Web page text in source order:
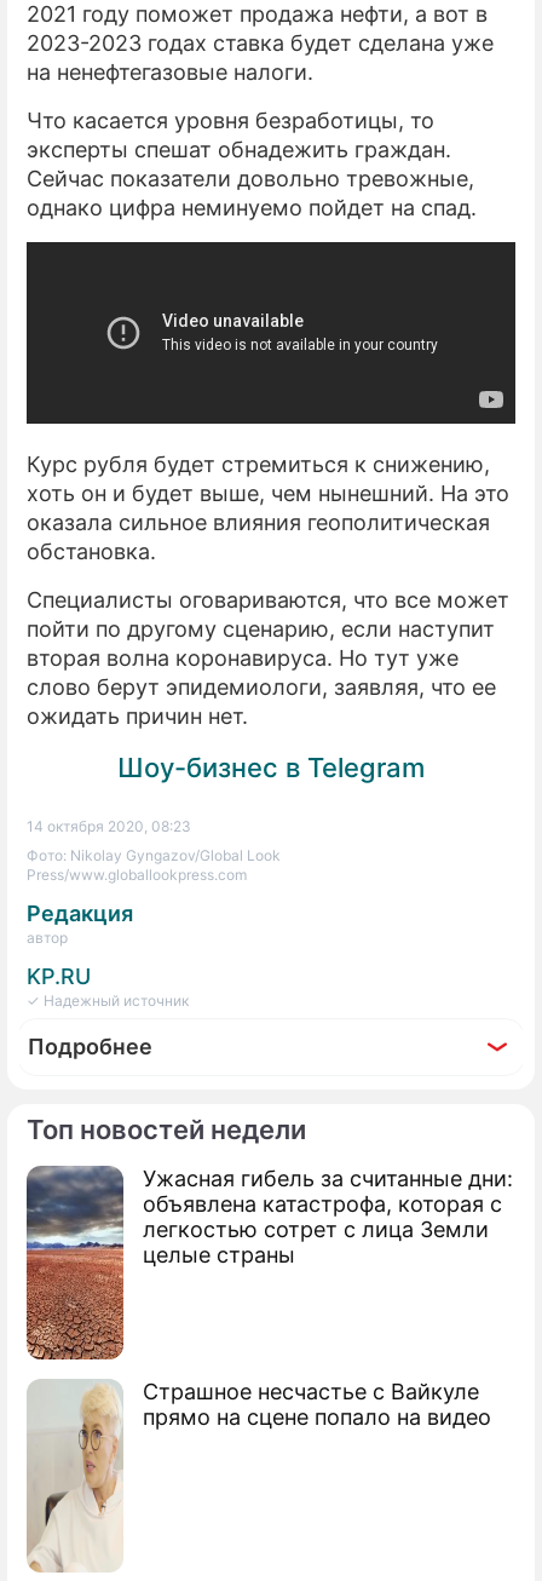
Топ новостей недели
Ужасная гибель за считанные дни:
объявлена катастрофа, которая с
легкостью сотрет с лица Земли
целые страны
Страшное несчастье с Вайкуле
прямо на сцене попало на видео
2021 году поможет продажа нефти, а вот в
2023-2023 годах ставка будет сделана уже
на ненефтегазовые налоги.
Что касается уровня безработицы, то
эксперты спешат обнадежить граждан.
Сейчас показатели довольно тревожные,
однако цифра неминуемо пойдет на спад.
Курс рубля будет стремиться к снижению,
хоть он и будет выше, чем нынешний. На это
оказала сильное влияния геополитическая
обстановка.
Специалисты оговариваются, что все может
пойти по другому сценарию, если наступит
вторая волна коронавируса. Но тут уже
слово берут эпидемиологи, заявляя, что ее
ожидать причин нет.
Шоу-бизнес в Telegram
14 октября 2020, 08:23
Фото: Nikolay Gyngazov/Global Look
Press/www.globallookpress.com
Редакция
автор
KP.RU
✓ Надежный источник
Подробнее
Фоторепортаж
Насколько эффективны медицинские
перчатки от коронавируса